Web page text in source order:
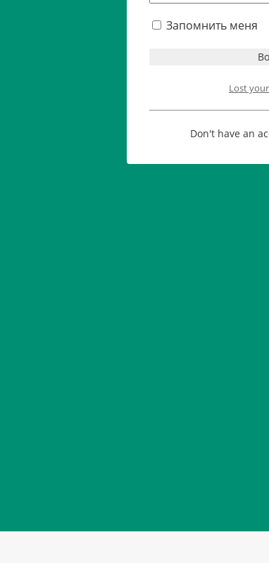
Запомнить меня
Lost
Don't have an